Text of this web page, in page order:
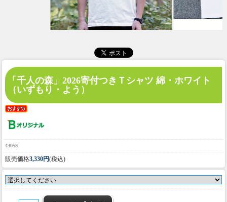
「千人の森」2026寄付つきＴシャツ 綿・ホワイト
（いずもり・よう）
43058
販売価格3,330円(税込)